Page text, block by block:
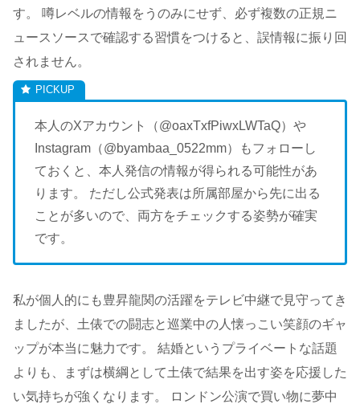
す。 噂レベルの情報をうのみにせず、必ず複数の正規ニ
ュースソースで確認する習慣をつけると、誤情報に振り回
されません。
本人のXアカウント（@oaxTxfPiwxLWTaQ）や
Instagram（@byambaa_0522mm）もフォローし
ておくと、本人発信の情報が得られる可能性があ
ります。 ただし公式発表は所属部屋から先に出る
ことが多いので、両方をチェックする姿勢が確実
です。
私が個人的にも豊昇龍関の活躍をテレビ中継で見守ってき
ましたが、土俵での闘志と巡業中の人懐っこい笑顔のギャ
ップが本当に魅力です。 結婚というプライベートな話題
よりも、まずは横綱として土俵で結果を出す姿を応援した
い気持ちが強くなります。 ロンドン公演で買い物に夢中